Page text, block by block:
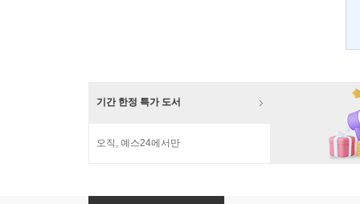
기간 한정 특가 도서
오직, 예스24에서만